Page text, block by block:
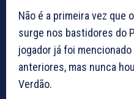
Não é a primeira vez que
surge nos bastidores do
jogador já foi
anteriores, mas nunca
Verdão.